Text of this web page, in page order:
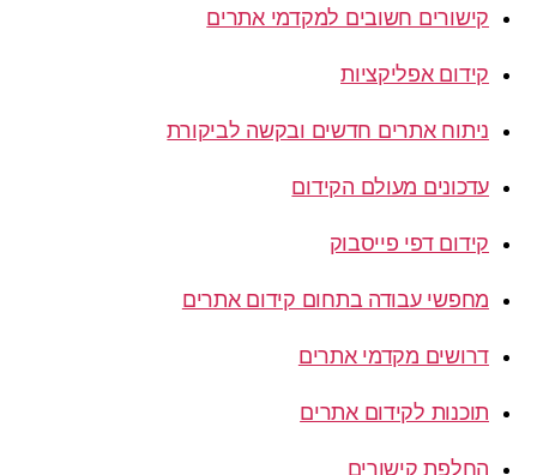
קישורים חשובים למקדמי אתרים
קידום אפליקציות
ניתוח אתרים חדשים ובקשה לביקורת
עדכונים מעולם הקידום
קידום דפי פייסבוק
מחפשי עבודה בתחום קידום אתרים
דרושים מקדמי אתרים
תוכנות לקידום אתרים
החלפת קישורים